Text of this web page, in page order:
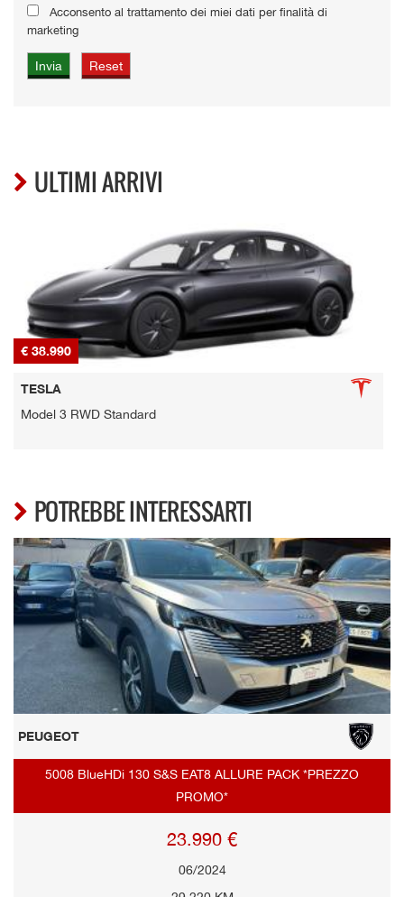
Acconsento al trattamento dei miei dati per finalità di
marketing
ULTIMI ARRIVI
€ 38.990
TESLA
Model 3 RWD Standard
POTREBBE INTERESSARTI
PEUGEOT
5008 BlueHDi 130 S&S EAT8 ALLURE PACK *PREZZO
PROMO*
23.990 €
06/2024